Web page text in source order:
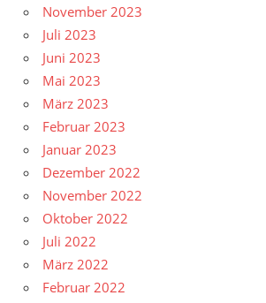
November 2023
Juli 2023
Juni 2023
Mai 2023
März 2023
Februar 2023
Januar 2023
Dezember 2022
November 2022
Oktober 2022
Juli 2022
März 2022
Februar 2022